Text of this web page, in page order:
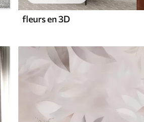
fleurs en 3D